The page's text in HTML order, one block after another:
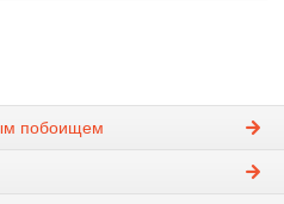
побоищем